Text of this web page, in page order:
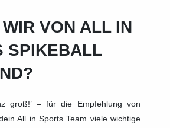
VON ALL IN
SPIKEBALL
groß!’ – für die Empfehlung von
All in Sports Team viele wichtige